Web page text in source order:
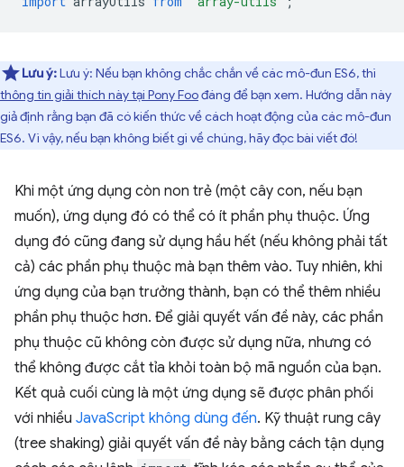
Lưu ý:Lưu ý: Nếu bạn không chắc chắn về các mô-đun ES6, thì
thông tin giải thích này tại Pony Foođáng để bạn xem. Hướng dẫn này
giả định rằng bạn đã có kiến thức về cách hoạt động của các mô-đun
ES6. Vì vậy, nếu bạn không biết gì về chúng, hãy đọc bài viết đó!
Khi một ứng dụng còn non trẻ (một cây con, nếu bạn
muốn), ứng dụng đó có thể có ít phần phụ thuộc. Ứng
dụng đó cũng đang sử dụng hầu hết (nếu không phải tất
cả) các phần phụ thuộc mà bạn thêm vào. Tuy nhiên, khi
ứng dụng của bạn trưởng thành, bạn có thể thêm nhiều
phần phụ thuộc hơn. Để giải quyết vấn đề này, các phần
phụ thuộc cũ không còn được sử dụng nữa, nhưng có
thể không được cắt tỉa khỏi toàn bộ mã nguồn của bạn.
Kết quả cuối cùng là một ứng dụng sẽ được phân phối
với nhiều JavaScript không dùng đến. Kỹ thuật rung cây
(tree shaking) giải quyết vấn đề này bằng cách tận dụng